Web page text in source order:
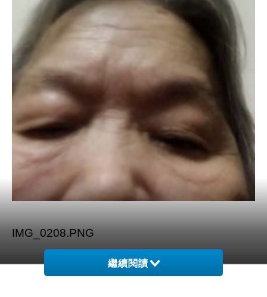
IMG_0208.PNG
繼續閱讀